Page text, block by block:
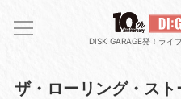
DISK GARAGE発！ライ
ザ・ローリング・ス